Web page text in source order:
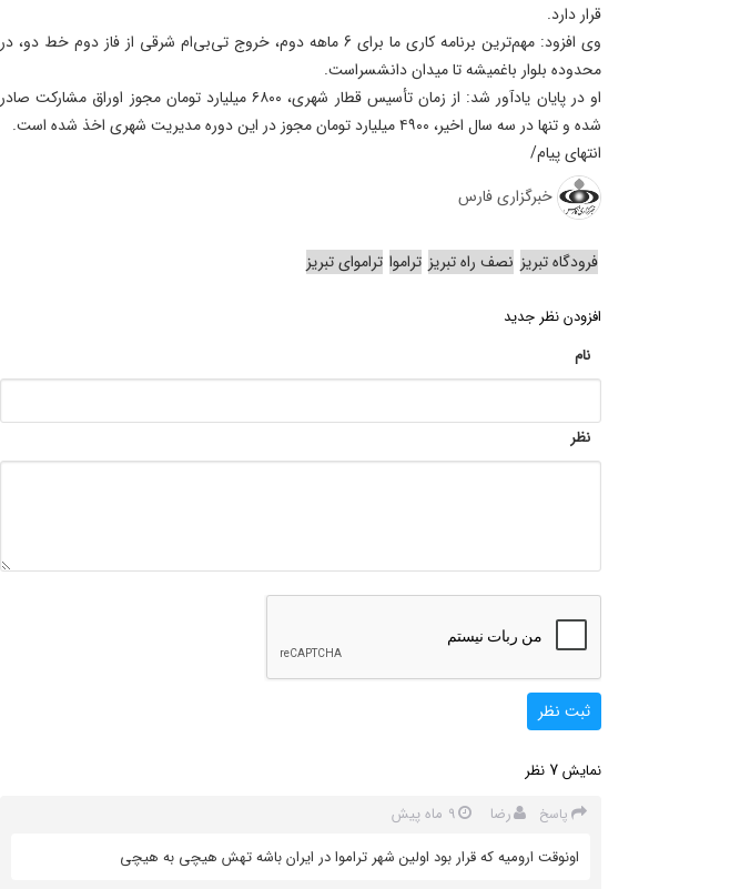
قرار دارد.
وی افزود: مهم‌ترین برنامه کاری ما برای 6 ماهه دوم، خروج تی‌بی‌ام شرقی از فاز دوم خط دو، در
محدوده بلوار باغمیشه تا میدان دانشسراست.
او در پایان یادآور شد: از زمان تأسیس قطار شهری، ۶۸۰۰ میلیارد تومان مجوز اوراق مشارکت صادر
شده و تنها در سه سال اخیر، ۴۹۰۰ میلیارد تومان مجوز در این دوره مدیریت شهری اخذ شده است.
انتهای پیام/
خبرگزاری فارس
فرودگاه تبریز نصف راه تبریز تراموا تراموای تبریز
افزودن نظر جدید
نام
نظر
ثبت نظر
نمایش7 نظر
پاسخ رضا
9 ماه پیش
اونوقت ارومیه که قرار بود اولین شهر تراموا در ایران باشه تهش هیچی به هیچی